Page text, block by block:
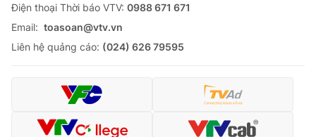
Ðiện thoại Thời báo VTV: 0988 671 671
Email: toasoan@vtv.vn
Liên hệ quảng cáo: (024) 626 79595